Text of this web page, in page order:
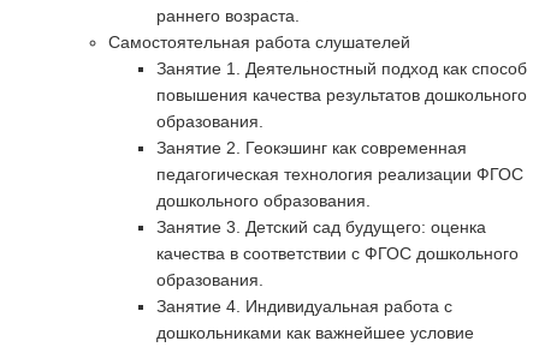
раннего возраста.
Самостоятельная работа слушателей
Занятие 1. Деятельностный подход как способ
повышения качества результатов дошкольного
образования.
Занятие 2. Геокэшинг как современная
педагогическая технология реализации ФГОС
дошкольного образования.
Занятие 3. Детский сад будущего: оценка
качества в соответствии с ФГОС дошкольного
образования.
Занятие 4. Индивидуальная работа с
дошкольниками как важнейшее условие